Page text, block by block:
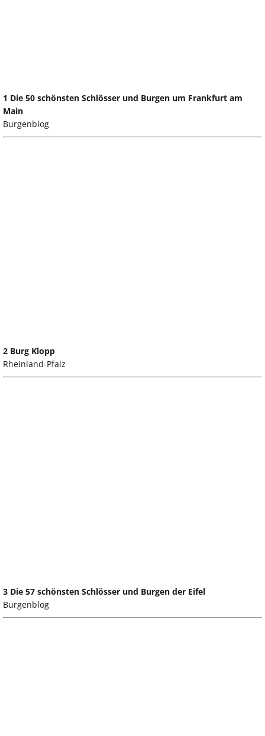
1 Die 50 schönsten Schlösser und Burgen um Frankfurt am
Main
Burgenblog
2 Burg Klopp
Rheinland-Pfalz
3 Die 57 schönsten Schlösser und Burgen der Eifel
Burgenblog